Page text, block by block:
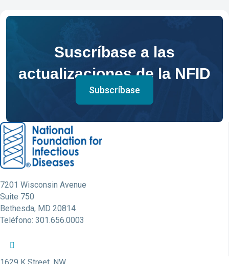
Suscríbase a las
actualizaciones de la NFID
Subscríbase
7201 Wisconsin Avenue
Suite 750
Bethesda, MD 20814
Teléfono: 301.656.0003
Perfil de Facebook de la NFID
Perfil de Twitter de la NFID